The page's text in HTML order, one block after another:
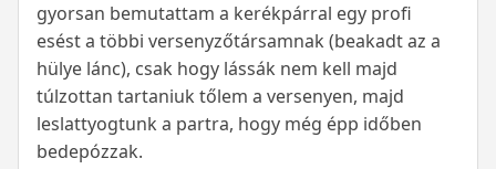
gyorsan bemutattam a kerékpárral egy profi
esést a többi versenyzőtársamnak (beakadt az a
hülye lánc), csak hogy lássák nem kell majd
túlzottan tartaniuk tőlem a versenyen, majd
leslattyogtunk a partra, hogy még épp időben
bedepózzak.